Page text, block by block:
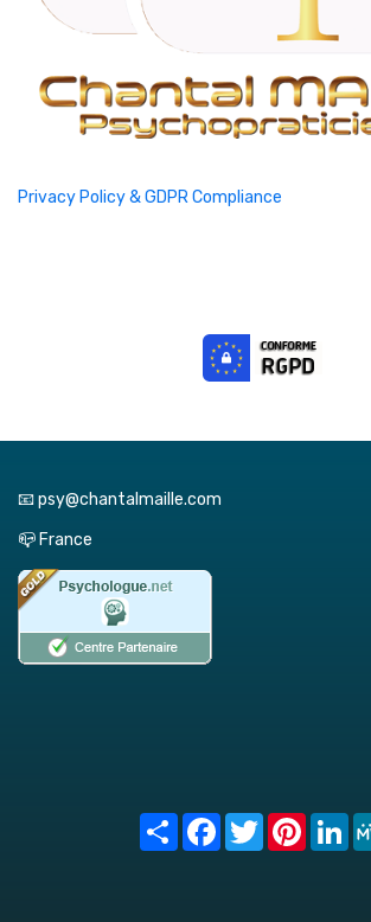
Privacy Policy & GDPR Compliance
📧 psy@chantalmaille.com
📪 France
Share FacebookTwitter